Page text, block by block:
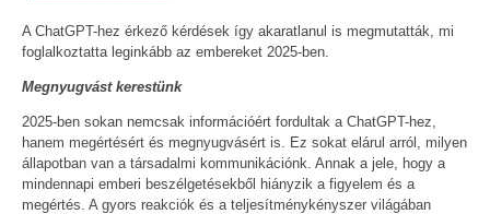
A ChatGPT-hez érkező kérdések így akaratlanul is megmutatták, mi
foglalkoztatta leginkább az embereket 2025-ben.
Megnyugvást kerestünk
2025-ben sokan nemcsak információért fordultak a ChatGPT-hez,
hanem megértésért és megnyugvásért is. Ez sokat elárul arról, milyen
állapotban van a társadalmi kommunikációnk. Annak a jele, hogy a
mindennapi emberi beszélgetésekből hiányzik a figyelem és a
megértés. A gyors reakciók és a teljesítménykényszer világában